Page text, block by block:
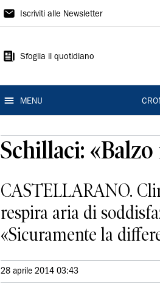
Gazzetta
Reggio
Iscriviti alle Newsletter
Sfoglia il quotidiano
MENU
Schillaci:
CASTELLARANO.
respira aria di
«Sicuramente la
28 aprile 2014 03:43